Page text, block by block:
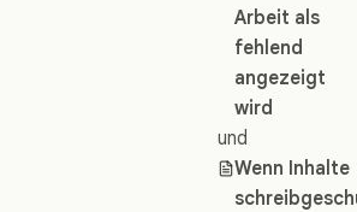
Arbeit als
fehlend
angezeigt
wird
und
Wenn Inhalte